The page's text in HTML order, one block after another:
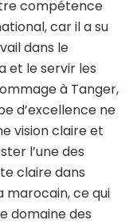
compétence
car il a su
dans le
et le servir les
à Tanger,
d’excellence ne
vision claire et
l’une des
claire dans
marocain, ce qui
domaine des